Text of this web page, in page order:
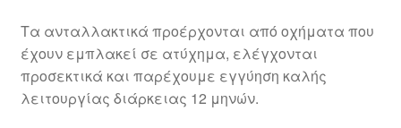
Τα ανταλλακτικά προέρχονται από οχήματα που
έχουν εμπλακεί σε ατύχημα, ελέγχονται
προσεκτικά και παρέχουμε εγγύηση καλής
λειτουργίας διάρκειας 12 μηνών.